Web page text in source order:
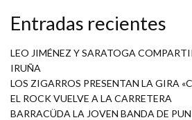
Entradas recientes
LEO JIMÉNEZ Y SARATOGA
IRUÑA
LOS ZIGARROS PRESENTAN LA GIRA
EL ROCK VUELVE A LA CARRETERA
BARRACÜDA LA JOVEN BANDA DE